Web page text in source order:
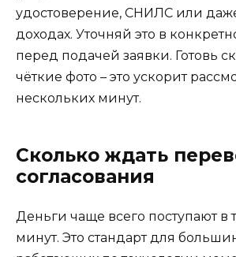
удостоверение, СНИЛС или
доходах. Уточняй это в
перед подачей заявки. Готовь
чёткие фото – это ускорит
нескольких минут.
Сколько ждать
согласования
Деньги чаще всего поступают в
минут. Это стандарт для